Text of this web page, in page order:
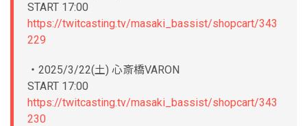
START 17:00
https://twitcasting.tv/masaki_bassist/shopcart/343
229
・2025/3/22(土) 心斎橋VARON
START 17:00
https://twitcasting.tv/masaki_bassist/shopcart/343
230